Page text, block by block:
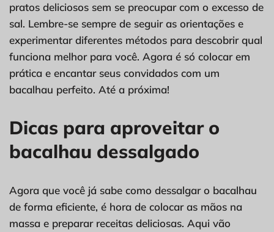
pratos deliciosos sem se preocupar com o excesso de
sal. Lembre-se sempre de seguir as orientações e
experimentar diferentes métodos para descobrir qual
funciona melhor para você. Agora é só colocar em
prática e encantar seus convidados com um
bacalhau perfeito. Até a próxima!
Dicas para aproveitar o
bacalhau dessalgado
Agora que você já sabe como dessalgar o bacalhau
de forma eficiente, é hora de colocar as mãos na
massa e preparar receitas deliciosas. Aqui vão